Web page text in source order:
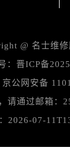
预约）
约）
前预约）
预约）
预约）
@ 名士维
： 晋ICP备
京公网安备
通过邮箱
2026-07-